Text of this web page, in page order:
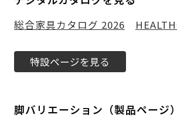
総合家具カタログ 2026
特設ページを見る
脚バリエーション（製品ページ）